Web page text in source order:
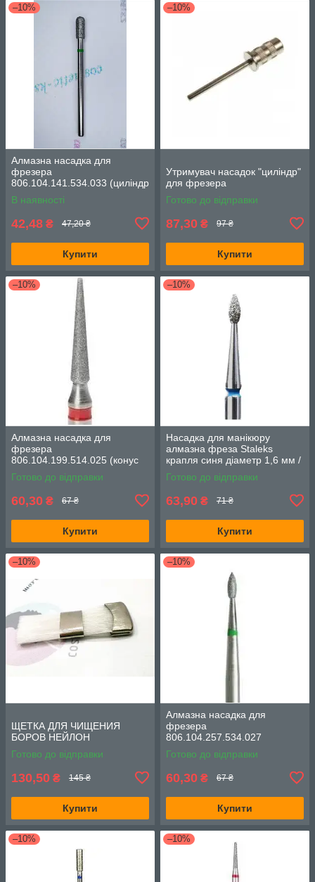
–10%
Алмазна насадка для
фрезера
806.104.141.534.033 (циліндр
напівсфера, d-3.3 мм, зелена
насічка)
В наявності
42,48 ₴ 47,20 ₴
Купити
–10%
Утримувач насадок "циліндр"
для фрезера
Готово до відправки
87,30 ₴ 97 ₴
Купити
–10%
Алмазна насадка для
фрезера
806.104.199.514.025 (конус
напівсфера, d-2.5 мм,
червона насічка)
Готово до відправки
60,30 ₴ 67 ₴
Купити
–10%
Насадка для манікюру
алмазна фреза Staleks
крапля синя діаметр 1,6 мм /
FA40B016/4K робоча частина
4 мм
Готово до відправки
63,90 ₴ 71 ₴
Купити
–10%
ЩЕТКА ДЛЯ ЧИЩЕНИЯ
БОРОВ НЕЙЛОН
Готово до відправки
130,50 ₴ 145 ₴
Купити
–10%
Алмазна насадка для
фрезера
806.104.257.534.027
Готово до відправки
60,30 ₴ 67 ₴
Купити
–10% –10%